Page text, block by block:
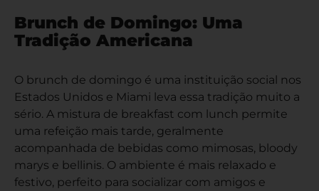
Brunch de Domingo: Uma
Tradição Americana
O brunch de domingo é uma instituição social nos
Estados Unidos e Miami leva essa tradição muito a
sério. A mistura de breakfast com lunch permite
uma refeição mais tarde, geralmente
acompanhada de bebidas como mimosas, bloody
marys e bellinis. O ambiente é mais relaxado e
festivo, perfeito para socializar com amigos e